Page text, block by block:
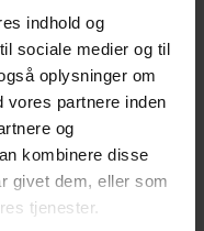
indhold og
sociale medier og til
oplysninger om
vores partnere inden
og
kombinere disse
givet dem, eller som
tjenester.